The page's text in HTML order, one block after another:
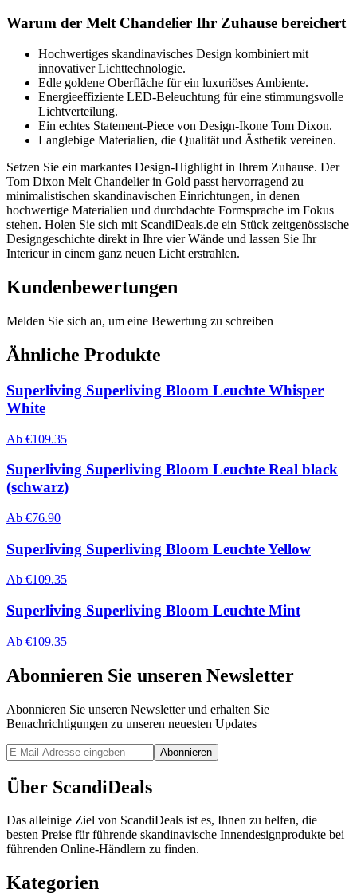
Warum der Melt Chandelier Ihr Zuhause bereichert
Hochwertiges skandinavisches Design kombiniert mit
innovativer Lichttechnologie.
Edle goldene Oberfläche für ein luxuriöses Ambiente.
Energieeffiziente LED-Beleuchtung für eine stimmungsvolle
Lichtverteilung.
Ein echtes Statement-Piece von Design-Ikone Tom Dixon.
Langlebige Materialien, die Qualität und Ästhetik vereinen.
Setzen Sie ein markantes Design-Highlight in Ihrem Zuhause. Der
Tom Dixon Melt Chandelier in Gold passt hervorragend zu
minimalistischen skandinavischen Einrichtungen, in denen
hochwertige Materialien und durchdachte Formsprache im Fokus
stehen. Holen Sie sich mit ScandiDeals.de ein Stück zeitgenössische
Designgeschichte direkt in Ihre vier Wände und lassen Sie Ihr
Interieur in einem ganz neuen Licht erstrahlen.
Kundenbewertungen
Melden Sie sich an, um eine Bewertung zu schreiben
Ähnliche Produkte
Superliving Superliving Bloom Leuchte Whisper
White
Ab €109.35
Superliving Superliving Bloom Leuchte Real black
(schwarz)
Ab €76.90
Superliving Superliving Bloom Leuchte Yellow
Ab €109.35
Superliving Superliving Bloom Leuchte Mint
Ab €109.35
Abonnieren Sie unseren Newsletter
Abonnieren Sie unseren Newsletter und erhalten Sie
Benachrichtigungen zu unseren neuesten Updates
Abonnieren
Über ScandiDeals
Das alleinige Ziel von ScandiDeals ist es, Ihnen zu helfen, die
besten Preise für führende skandinavische Innendesignprodukte bei
führenden Online-Händlern zu finden.
Kategorien